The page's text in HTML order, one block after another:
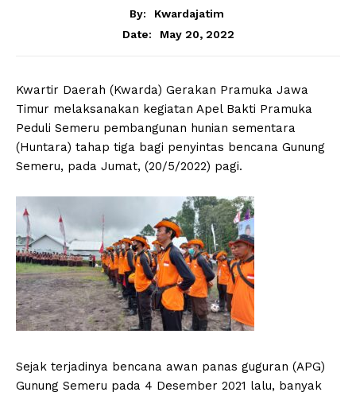
By:
Kwardajatim
Date:
May 20, 2022
Kwartir Daerah (Kwarda) Gerakan Pramuka Jawa
Timur melaksanakan kegiatan Apel Bakti Pramuka
Peduli Semeru pembangunan hunian sementara
(Huntara) tahap tiga bagi penyintas bencana Gunung
Semeru, pada Jumat, (20/5/2022) pagi.
Sejak terjadinya bencana awan panas guguran (APG)
Gunung Semeru pada 4 Desember 2021 lalu, banyak